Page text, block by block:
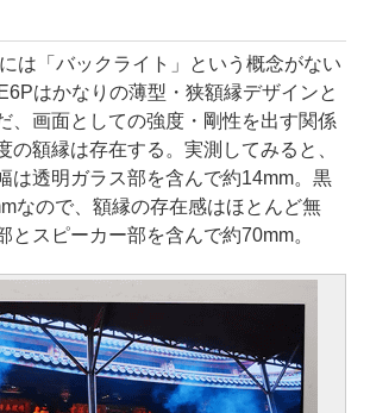
は「バックライト」という概念がない
はかなりの薄型・狭額縁デザインと
、画面としての強度・剛性を出す関係
の額縁は存在する。実測してみると、
は透明ガラス部を含んで約14mm。黒
なので、額縁の存在感はほとんど無
とスピーカー部を含んで約70mm。